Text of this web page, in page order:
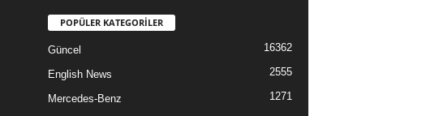
POPÜLER KATEGORİLER
Güncel 16362
English News 2555
Mercedes-Benz
1271